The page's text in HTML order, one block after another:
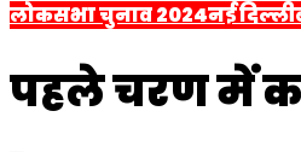
लोकसभा चुनाव 2024नई दिल्ली
पहले चरण में कम